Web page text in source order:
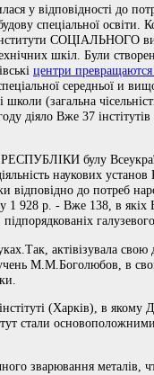
у відповідності до
спеціальної освіти.
СОЦІАЛЬНОГО
шкіл. Були
центри превращаются
середньої и
(загальна
Вже 37 інстітутів
булу
наукових
відповідно до потреб
928 р. - Вже 138, в якіх
підпорядкованіх
актівізувала свою
М.М.Боголюбов, в
(Харків), в
стали основоположними
зварювання металів,